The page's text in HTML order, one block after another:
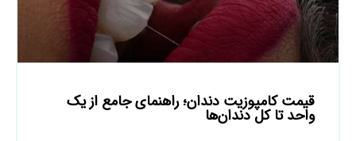
قیمت کامپوزیت دندان؛ راهنمای جامع از یک
واحد تا کل دندان‌ها